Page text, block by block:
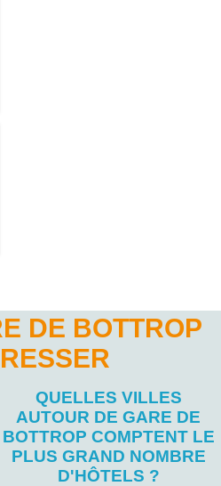
DE BOTTROP
QUELLES VILLES
AUTOUR DE GARE DE
BOTTROP COMPTENT LE
PLUS GRAND NOMBRE
D'HÔTELS ?